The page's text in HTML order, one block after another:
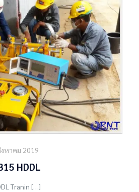
หาคม 2019
HDDL
Tranin […]